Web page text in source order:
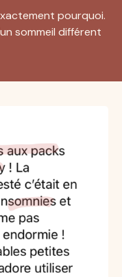
pourquoi.
sommeil différent